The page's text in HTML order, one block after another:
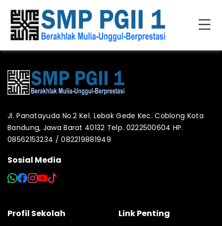
Jl. Panatayuda No.2 Kel. Lebak Gede Kec. Coblong Kota
Bandung, Jawa Barat 40132 Telp. 0222500604 HP.
08562153234 / 082219881949
Sosial Media
Profil Sekolah Link Penting